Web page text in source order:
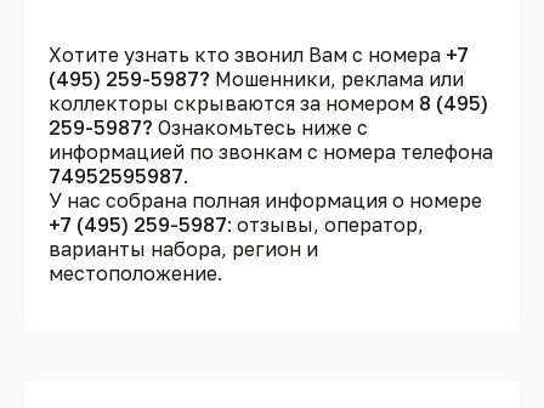
Хотите узнать кто звонил Вам с номера +7
(495) 259-5987? Мошенники, реклама или
коллекторы скрываются за номером 8 (495)
259-5987? Ознакомьтесь ниже с
информацией по звонкам с номера телефона
74952595987.
У нас собрана полная информация о номере
+7 (495) 259-5987: отзывы, оператор,
варианты набора, регион и
местоположение.